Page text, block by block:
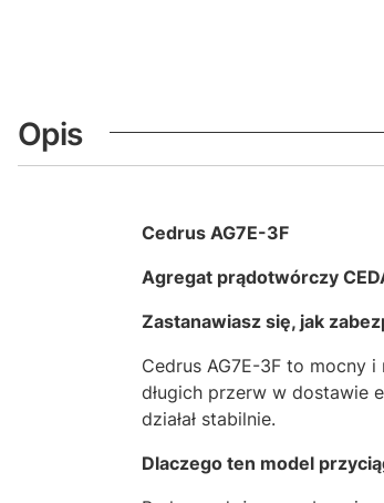
Opis
Cedrus AG7E-3F
Agregat prądotwórczy
Zastanawiasz się, jak
Cedrus AG7E-3F to mocny
długich przerw w dostawie
działał stabilnie.
Dlaczego ten model